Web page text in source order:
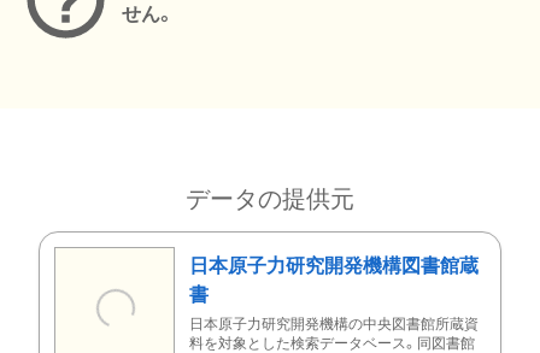
せん。
データの提供元
日本原子力研究開発機構図書館蔵
書
日本原子力研究開発機構の中央図書館所蔵資
料を対象とした検索データベース。同図書館